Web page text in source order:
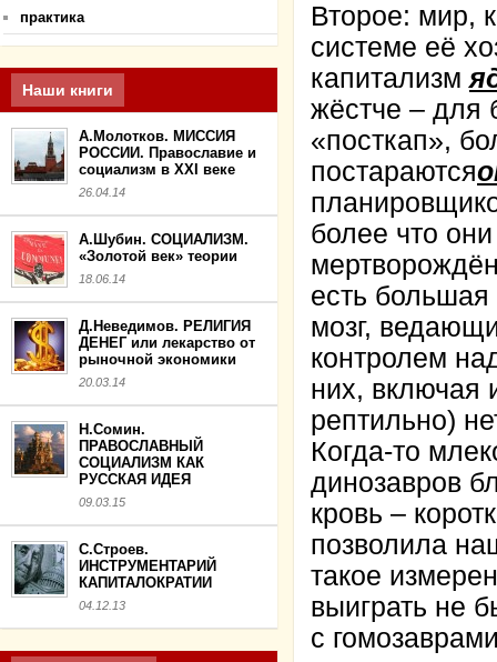
практика
Наши книги
А.Молотков. МИССИЯ
РОССИИ. Православие и
социализм в XXI веке
26.04.14
А.Шубин. СОЦИАЛИЗМ.
«Золотой век» теории
18.06.14
Д.Неведимов. РЕЛИГИЯ
ДЕНЕГ или лекарство от
рыночной экономики
20.03.14
Н.Сомин.
ПРАВОСЛАВНЫЙ
СОЦИАЛИЗМ КАК
РУССКАЯ ИДЕЯ
09.03.15
С.Строев.
ИНСТРУМЕНТАРИЙ
КАПИТАЛОКРАТИИ
04.12.13
Второе: мир,
системе её
капитализм
жёстче – для
«посткап»,
постараются
более что
есть
мозг,
контролем
них, включая
рептильно)
Когда-то
динозавров
кровь –
позволила
такое
выиграть не
с